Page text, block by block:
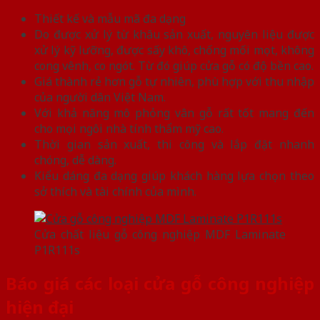
Thiết kế và mẫu mã đa dạng
Do được xử lý từ khâu sản xuất, nguyên liệu được
xử lý kỹ lưỡng, được sấy khô, chống mối mọt, không
cong vênh, co ngót. Từ đó giúp cửa gỗ có độ bền cao.
Giá thành rẻ hơn gỗ tự nhiên, phù hợp với thu nhập
của người dân Việt Nam.
Với khả năng mô phỏng vân gỗ rất tốt mang đến
cho mọi ngôi nhà tính thẩm mỹ cao.
Thời gian sản xuất, thi công và lắp đặt nhanh
chóng, dễ dàng.
Kiểu dáng đa dạng giúp khách hàng lựa chọn theo
sở thích và tài chính của mình.
Cửa chất liệu gỗ công nghiệp MDF Laminate
P1R111s
Báo giá các loại cửa gỗ công nghiệp
hiện đại